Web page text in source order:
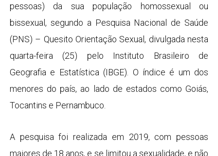
pessoas) da sua população homossexual ou
bissexual, segundo a Pesquisa Nacional de Saúde
(PNS) – Quesito Orientação Sexual, divulgada nesta
quarta-feira (25) pelo Instituto Brasileiro de
Geografia e Estatística (IBGE). O índice é um dos
menores do país, ao lado de estados como Goiás,
Tocantins e Pernambuco.
A pesquisa foi realizada em 2019, com pessoas
maiores de 18 anos, e se limitou a sexualidade, e não